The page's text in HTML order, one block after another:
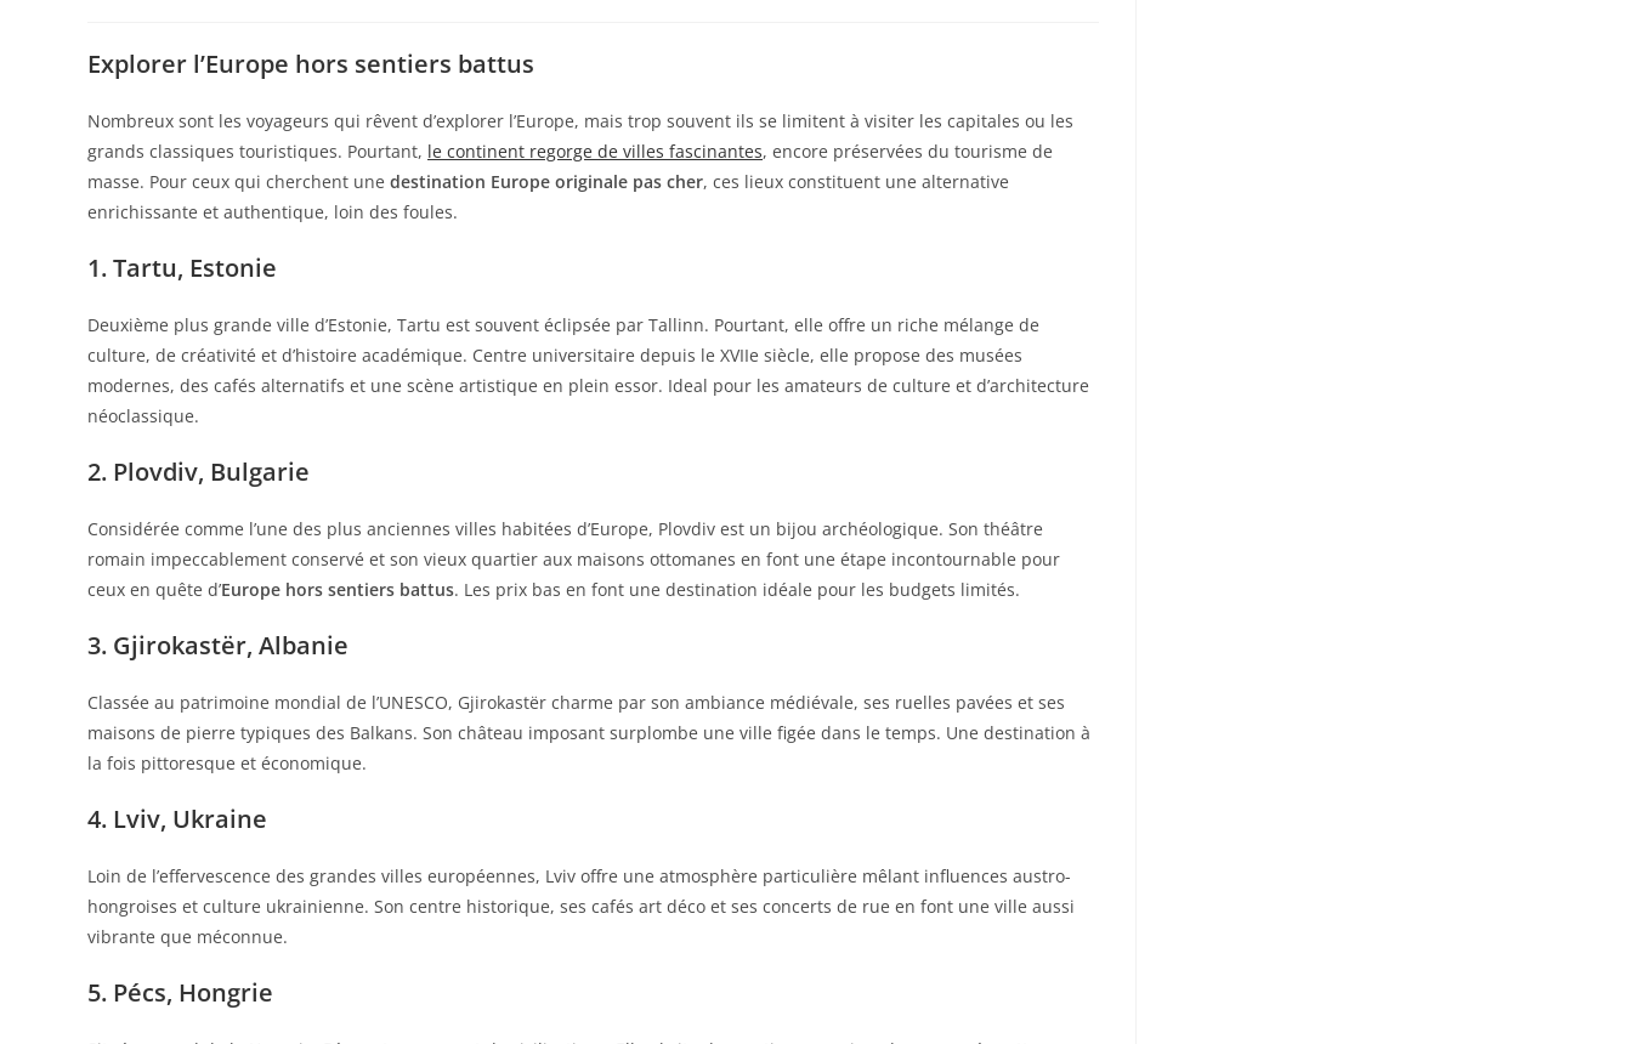
Explorer l’Europe hors sentiers battus
Nombreux sont les voyageurs qui rêvent d’explorer l’Europe, mais trop souvent ils se limitent à visiter les capitales ou les
grands classiques touristiques. Pourtant, le continent regorge de villes fascinantes, encore préservées du tourisme de
masse. Pour ceux qui cherchent une destination Europe originale pas cher, ces lieux constituent une alternative
enrichissante et authentique, loin des foules.
1. Tartu, Estonie
Deuxième plus grande ville d’Estonie, Tartu est souvent éclipsée par Tallinn. Pourtant, elle offre un riche mélange de
culture, de créativité et d’histoire académique. Centre universitaire depuis le XVIIe siècle, elle propose des musées
modernes, des cafés alternatifs et une scène artistique en plein essor. Ideal pour les amateurs de culture et d’architecture
néoclassique.
2. Plovdiv, Bulgarie
Considérée comme l’une des plus anciennes villes habitées d’Europe, Plovdiv est un bijou archéologique. Son théâtre
romain impeccablement conservé et son vieux quartier aux maisons ottomanes en font une étape incontournable pour
ceux en quête d’Europe hors sentiers battus. Les prix bas en font une destination idéale pour les budgets limités.
3. Gjirokastër, Albanie
Classée au patrimoine mondial de l’UNESCO, Gjirokastër charme par son ambiance médiévale, ses ruelles pavées et ses
maisons de pierre typiques des Balkans. Son château imposant surplombe une ville figée dans le temps. Une destination à
la fois pittoresque et économique.
4. Lviv, Ukraine
Loin de l’effervescence des grandes villes européennes, Lviv offre une atmosphère particulière mêlant influences austro-
hongroises et culture ukrainienne. Son centre historique, ses cafés art déco et ses concerts de rue en font une ville aussi
vibrante que méconnue.
5. Pécs, Hongrie